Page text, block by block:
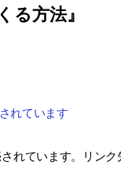
方法』
れています
れています。リンク